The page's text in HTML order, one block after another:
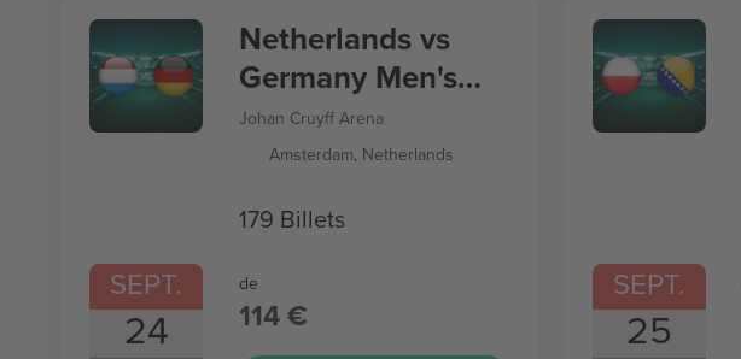
SEPT.
24
Netherlands vs
Germany Men's
Nations League
Johan Cruyff Arena
Amsterdam, Netherlands
179 Billets
de
114 €
SEPT.
25